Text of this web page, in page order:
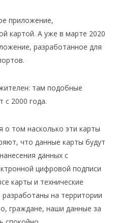
приложение,
картой. А уже в марте 2020
разработанное для
там подобные
с 2000 года.
о том насколько эти карты
что данные карты будут
данных с
цифровой подписи
карты и технические
на территории
граждане, наши данные за